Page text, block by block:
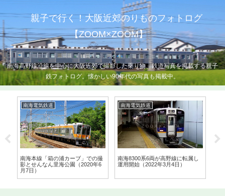
親子で行く！大阪近郊のりものフォトログ
【ZOOM×ZOOM】
南海高野線沿線を中心に大阪近郊で撮影した乗り物、鉄道写真を掲載する親子
鉄フォトログ。懐かしい90年代の写真も掲載中。
南海電気鉄道
南海本線「箱の浦カーブ」での撮
影とせんなん里海公園（2020年6
月7日）
南海電気鉄道
南海8300系6両が高野線に転属し
運用開始（2022年3月4日）